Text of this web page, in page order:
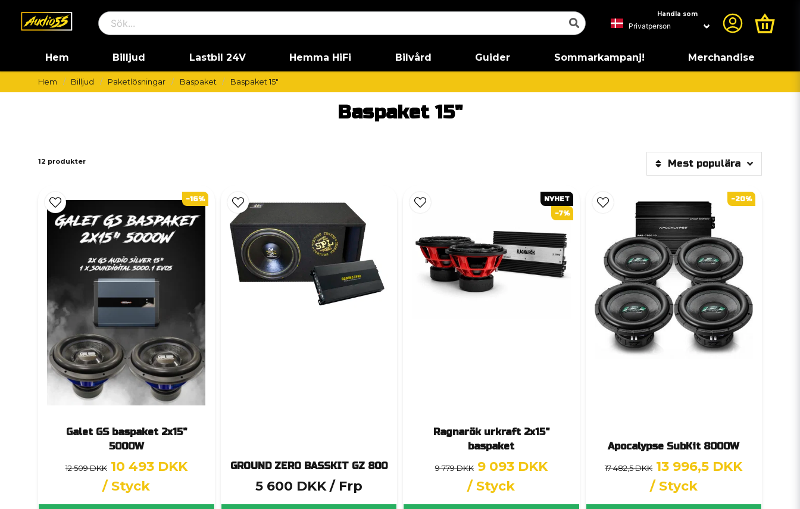
Handla som
Hem Billjud Lastbil 24V Hemma HiFi Bilvård Guider Sommarkampanj! Merchandise
Hem Billjud Paketlösningar Baspaket Baspaket 15"
Baspaket 15"
12 produkter Mest populära
Galet GS baspaket 2x15"
5000W
12 509 DKK 10 493 DKK
/ Styck
-16%
GROUND ZERO BASSKIT GZ 800
5 600 DKK / Frp
Ragnarök urkraft 2x15"
baspaket
9 779 DKK 9 093 DKK
/ Styck
NYHET
-7%
Apocalypse SubKit 8000W
17 482,5 DKK 13 996,5 DKK
/ Styck
-20%